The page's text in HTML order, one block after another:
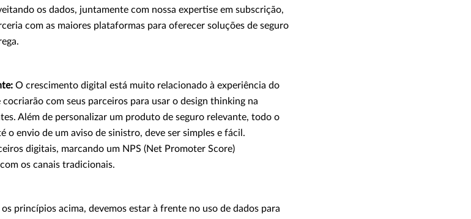
os dados, juntamente com nossa expertise em subscrição,
com as maiores plataformas para oferecer soluções de seguro
O crescimento digital está muito relacionado à experiência do
com seus parceiros para usar o design thinking na
Além de personalizar um produto de seguro relevante, todo o
o envio de um aviso de sinistro, deve ser simples e fácil.
digitais, marcando um NPS (Net Promoter Score)
os canais tradicionais.
princípios acima, devemos estar à frente no uso de dados para